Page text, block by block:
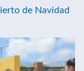
de Navidad